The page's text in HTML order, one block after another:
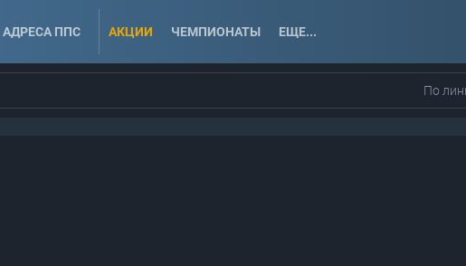
АДРЕСА ППС АКЦИИ ЧЕМПИОНАТЫ ЕЩЕ...
По